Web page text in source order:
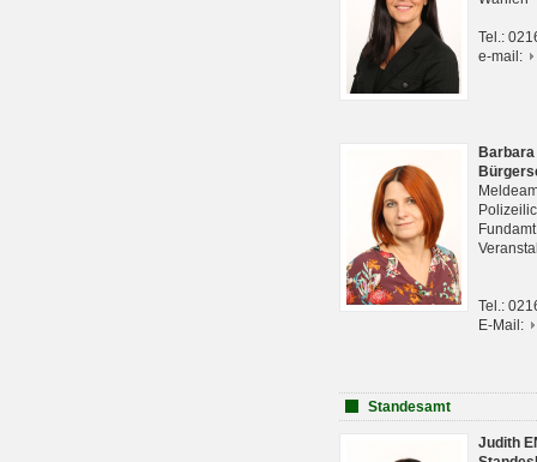
Tel.:
e-mail:
Tel.:
E-Mail:
Standesamt
Judith